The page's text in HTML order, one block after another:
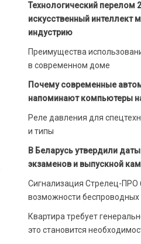
Технологический перелом
искусственный интеллект
индустрию
Преимущества
в современном доме
Почему современные
напоминают компьютеры
Реле давления для
и типы
В Беларусь утвердили
экзаменов и выпускной
Сигнализация Стрелец-ПРО
возможности беспроводных
Квартира требует
это становится